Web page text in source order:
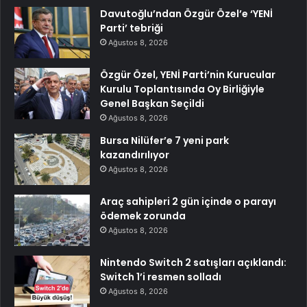
Davutoğlu’ndan Özgür Özel’e ‘YENİ
Parti’ tebriği
Ağustos 8, 2026
Özgür Özel, YENİ Parti’nin Kurucular
Kurulu Toplantısında Oy Birliğiyle
Genel Başkan Seçildi
Ağustos 8, 2026
Bursa Nilüfer’e 7 yeni park
kazandırılıyor
Ağustos 8, 2026
Araç sahipleri 2 gün içinde o parayı
ödemek zorunda
Ağustos 8, 2026
Nintendo Switch 2 satışları açıklandı:
Switch 1’i resmen solladı
Ağustos 8, 2026